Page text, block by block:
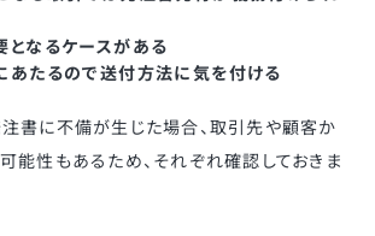
なるケースがある
あたるので送付方法に気を付ける
書に不備が生じた場合、取引先や顧客か
能性もあるため、それぞれ確認しておきま